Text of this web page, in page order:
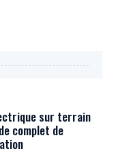
sur terrain
complet de